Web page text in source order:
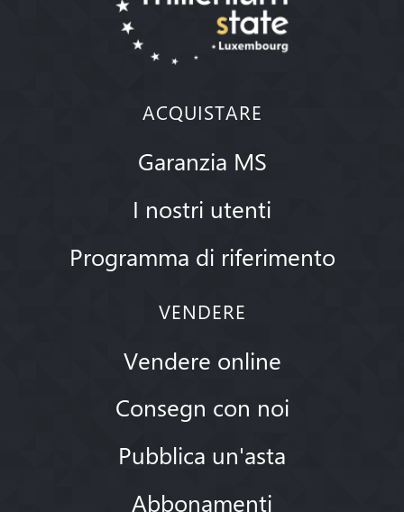
ACQUISTARE
Garanzia MS
I nostri utenti
Programma di riferimento
VENDERE
Vendere online
Consegn con noi
Pubblica un'asta
Abbonamenti